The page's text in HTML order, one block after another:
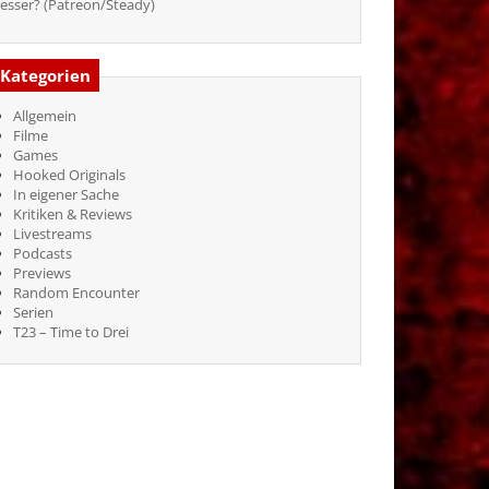
(Patreon/Steady)
Kategorien
Allgemein
Filme
Games
Hooked Originals
In eigener Sache
Kritiken & Reviews
Livestreams
Podcasts
Previews
Random Encounter
Serien
T23 – Time to Drei